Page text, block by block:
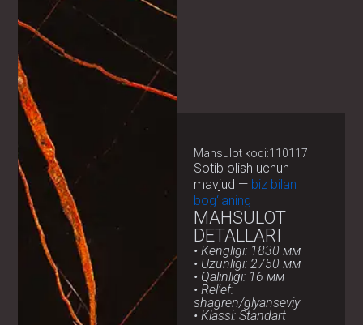
Mahsulot kodi:110117
Sotib olish uchun
mavjud — biz bilan
bog‘laning
MAHSULOT
DETALLARI
• Kengligi: 1830 мм
• Uzunligi: 2750 мм
• Qalinligi: 16 мм
• Rel’ef:
shagren/glyanseviy
• Klassi: Standart